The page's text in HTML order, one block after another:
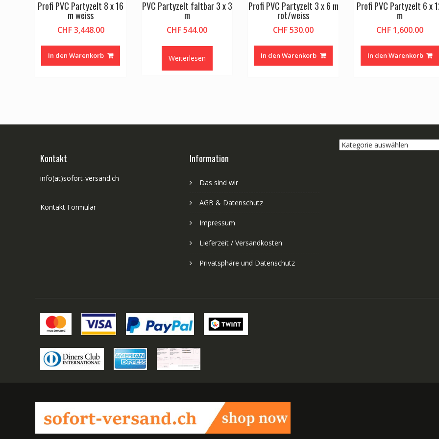
Profi PVC Partyzelt 8 x 16
m weiss
CHF3,448.00
In den Warenkorb
PVC Partyzelt faltbar 3 x 3
m
CHF544.00
Weiterlesen
Profi PVC Partyzelt 3 x 6 m
rot/weiss
CHF530.00
In den Warenkorb
Profi PVC Partyzelt 6 x
m
CHF1,600.00
In den Warenkorb
Kontakt
info(at)sofort-versand.ch
Kontakt Formular
Information
Das sind wir
AGB & Datenschutz
Impressum
Lieferzeit / Versandkosten
Privatsphäre und Datenschutz
Kategorie